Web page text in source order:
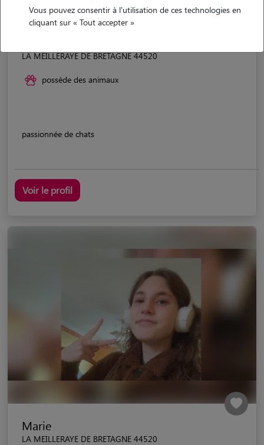
LA MEILLERAYE DE BRETAGNE 44520
possède des animaux
passionnée de chats
Voir le profil
Marie
LA MEILLERAYE DE BRETAGNE 44520
Vous pouvez consentir à l'utilisation de ces technologies en
cliquant sur « Tout accepter »